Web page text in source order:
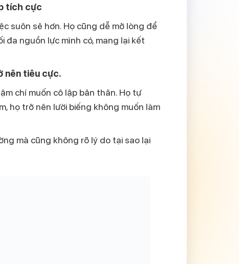
tích cực
suôn sẻ hơn. Họ cũng dễ mở lòng để
đa nguồn lực mình có, mang lại kết
nên tiêu cực.
chí muốn cô lập bản thân. Họ tự
họ trở nên lười biếng không muốn làm
mà cũng không rõ lý do tại sao lại